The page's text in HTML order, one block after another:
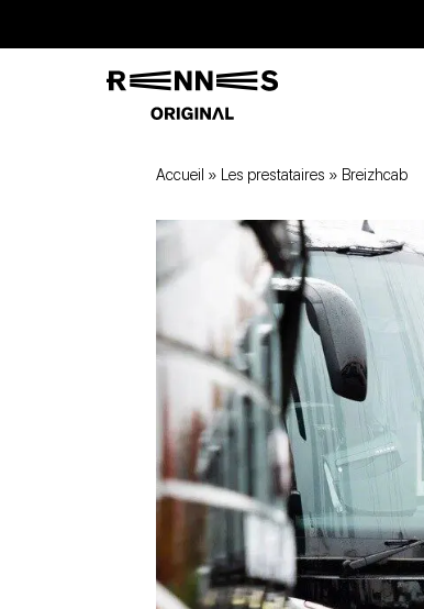
Accueil » Les prestataires » Breizhcab